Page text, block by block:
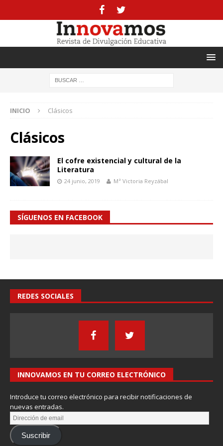
INICIO Clásicos
Clásicos
El cofre existencial y cultural de la
Literatura
24 junio, 2019 Mª Victoria Reyzábal
SÍGUENOS EN FACEBOOK
REDES SOCIALES
INNOVAMOS EN TU CORREO ELECTRÓNICO
Introduce tu correo electrónico para recibir notificaciones de
nuevas entradas.
Suscribir